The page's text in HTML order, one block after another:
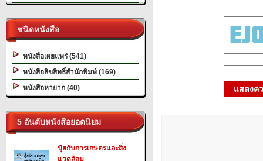
ชนิดหนังสือ
หนังสือเผยแพร่ (541)
หนังสือลิขสิทธิ์สำนักพิมพ์ (169)
หนังสือหายาก (40)
5 อันดับหนังสือยอดนิยม
ปุ๋ยกับการเกษตรและสิ่ง
แวดล้อม
แสดงค